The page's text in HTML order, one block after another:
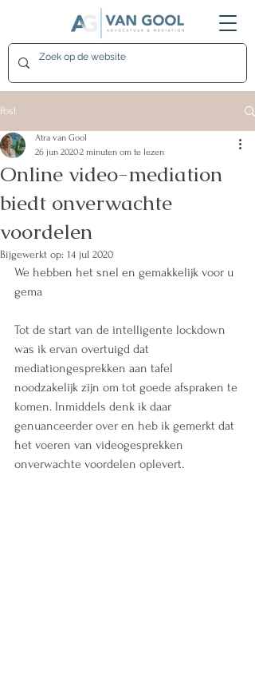
Post
Online video-mediation
biedt onverwachte
voordelen
Atra van Gool
26 jun 20202 minuten om te lezen
Bijgewerkt op: 14 jul 2020
We hebben het snel en gemakkelijk voor u
gema
Tot de start van de intelligente lockdown
was ik ervan overtuigd dat
mediationgesprekken aan tafel
noodzakelijk zijn om tot goede afspraken te
komen. Inmiddels denk ik daar
genuanceerder over en heb ik gemerkt dat
het voeren van videogesprekken
onverwachte voordelen oplevert.